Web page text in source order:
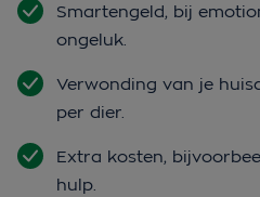
Smartengeld, bij
ongeluk.
Verwonding van je
per dier.
Extra kosten,
hulp.